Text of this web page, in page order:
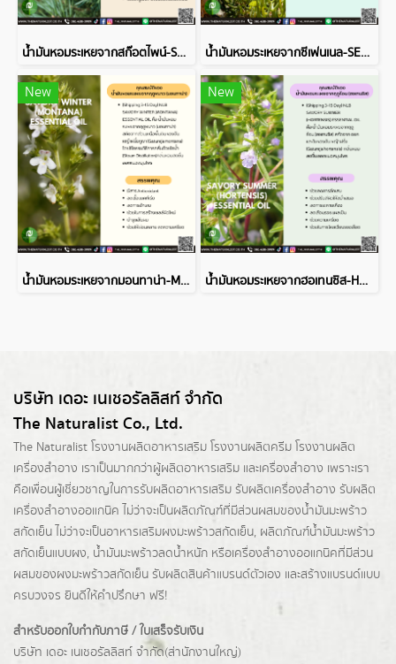
น้ำมันหอมระเหยจากสก๊อตไพน์-SCOTS PINE ESSENTIAL OIL น้ำมันหอมระเหยจากซีเฟนเนล-SEA FENNEL ESSENTIAL OIL
New
น้ำมันหอมระเหยจากมอนทาน่า-MONTANA ESSENTIAL OIL
New
น้ำมันหอมระเหยจากฮอเทนซิส-HORTENSIS ESSENTIAL OIL
บริษัท เดอะ เนเชอรัลลิสท์ จำกัด
The Naturalist Co., Ltd.
The Naturalist โรงงานผลิตอาหารเสริม โรงงานผลิตครีม โรงงานผลิต
เครื่องสำอาง เราเป็นมากกว่าผู้ผลิตอาหารเสริม และเครื่องสำอาง เพราะเรา
คือเพื่อนผู้เชี่ยวชาญในการรับผลิตอาหารเสริม รับผลิตเครื่องสำอาง รับผลิต
เครื่องสำอางออแกนิค ไม่ว่าจะเป็นผลิตภัณฑ์ที่มีส่วนผสมของน้ำมันมะพร้าว
สกัดเย็น ไม่ว่าจะเป็นอาหารเสริมผงมะพร้าวสกัดเย็น, ผลิตภัณฑ์น้ำมันมะพร้าว
สกัดเย็นแบบผง, น้ำมันมะพร้าวลดน้ำหนัก หรือเครื่องสำอางออแกนิคที่มีส่วน
ผสมของผงมะพร้าวสกัดเย็น รับผลิตสินค้าแบรนด์ตัวเอง และสร้างแบรนด์แบบ
ครบวงจร ยินดีให้คำปรึกษา ฟรี!
สำหรับออกใบกำกับภาษี / ใบเสร็จรับเงิน
บริษัท เดอะ เนเชอรัลลิสท์ จำกัด(ส่านักงานใหญ่)